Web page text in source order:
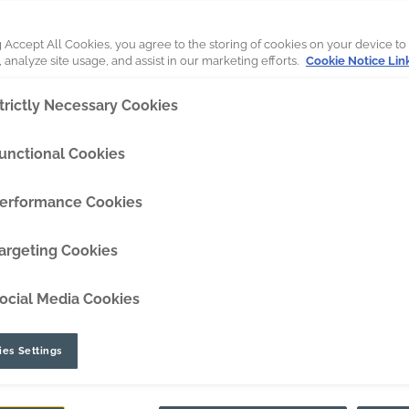
pala están respaldados por
pruebas y fabricación, con el fin
palas de cuerda.
mecanizados están
Accept All Cookies, you agree to the storing of cookies on your device
analyze site usage, and assist in our marketing efforts. Cookie Notice
Necessary Cookies
Cookies
Cookies
Cookies
Media Cookies
Settings